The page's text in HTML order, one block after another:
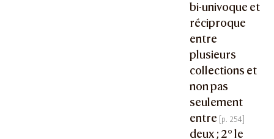
bi-univoque et
réciproque
entre
plusieurs
collections et
non pas
seulement
entre
deux ; 2° le